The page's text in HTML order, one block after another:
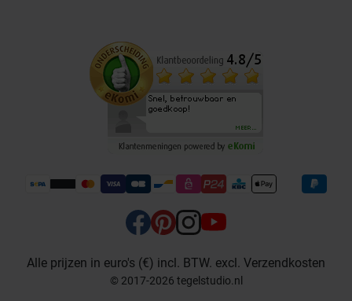
Alle prijzen in euro's (€) incl. BTW. excl. Verzendkosten
© 2017-2026 tegelstudio.nl